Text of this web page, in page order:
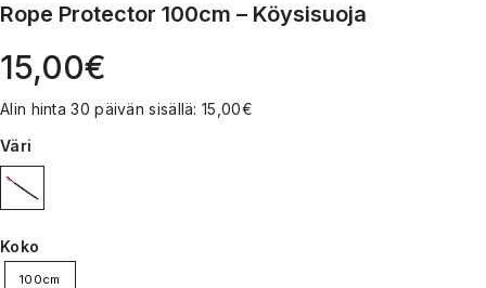
Rope Protector 100cm – Köysisuoja
15,00€
Alin hinta 30 päivän sisällä:15,00€
Väri
Koko
100cm